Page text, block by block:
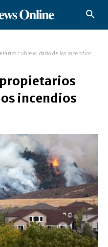
𝐎𝐧𝐥𝐢𝐧𝐞
cubre el daño de los incendios
propietarios
incendios